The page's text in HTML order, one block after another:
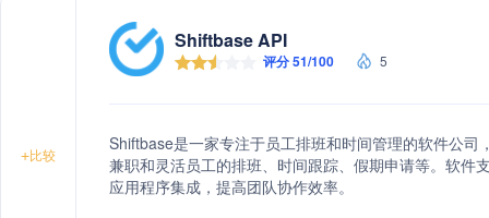
+比较
Shiftbase API
评分 51/100 5
Shiftbase是一家专注于员工排班和时间管理的软件公
兼职和灵活员工的排班、时间跟踪、假期申请等。软件
应用程序集成，提高团队协作效率。